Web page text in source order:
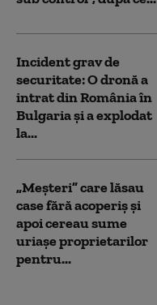
Incident grav de
securitate: O dronă a
intrat din România în
Bulgaria şi a explodat
la...
„Meșteri” care lăsau
case fără acoperiș și
apoi cereau sume
uriașe proprietarilor
pentru...